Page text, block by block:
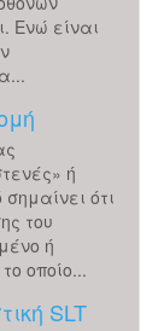
Ενώ είναι
ή
ότι
του
ή
οποίο...
SLT